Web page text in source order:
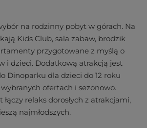
na rodzinny pobyt w górach. Na
Kids Club, sala zabaw, brodzik
przygotowane z myślą o
i dzieci. Dodatkową atrakcją jest
Dinoparku dla dzieci do 12 roku
ofertach i sezonowo.
relaks dorosłych z atrakcjami,
najmłodszych.